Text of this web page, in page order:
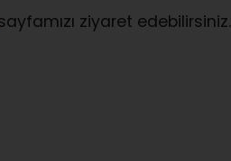
ziyaret edebilirsiniz.